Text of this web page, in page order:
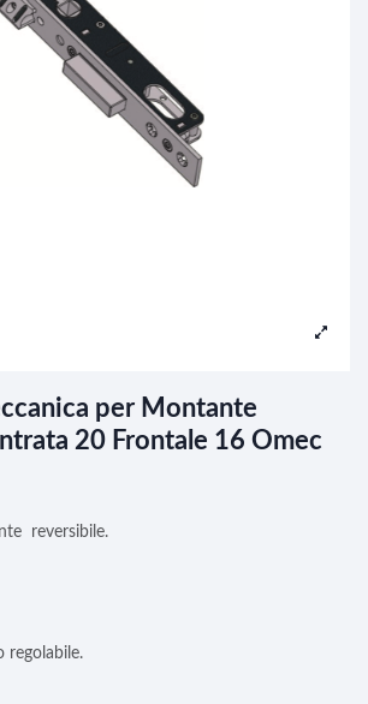
per Montante
20 Frontale 16 Omec
reversibile.
regolabile.